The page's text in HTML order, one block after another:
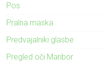
Pos
Pralna maska
Predvajalniki glasbe
Pregled oči Maribor